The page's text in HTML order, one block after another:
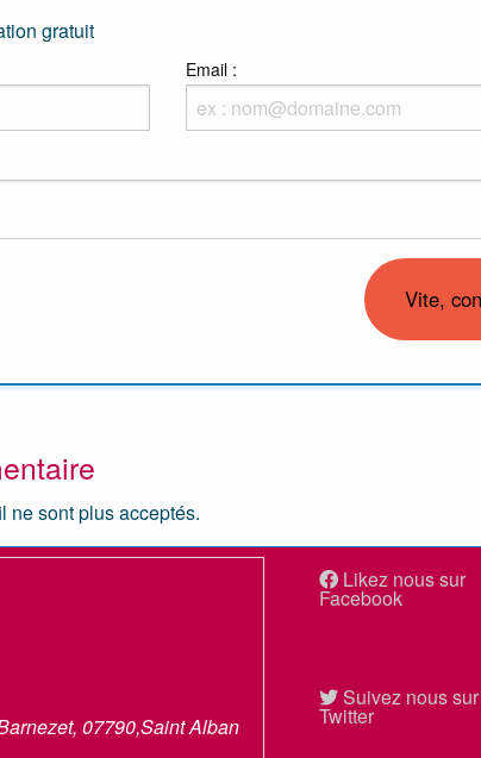
gratuit
Email :
ne sont plus acceptés.
,07790,Saint Alban
Likez nous sur
Facebook
Suivez nous sur
Twitter